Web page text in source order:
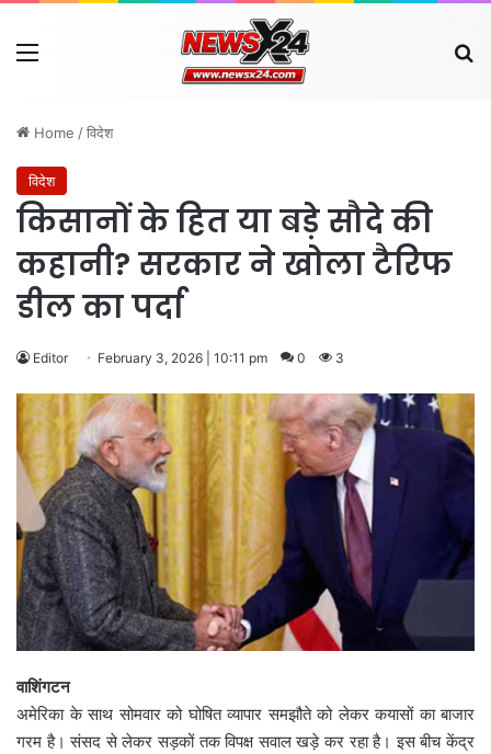
Menu
Home /विदेश
विदेश
किसानों के हित या बड़े सौदे की
कहानी? सरकार ने खोला टैरिफ
डील का पर्दा
Editor February 3, 2026 | 10:11 pm 0 3
वाशिंगटन
अमेरिका के साथ सोमवार को घोषित व्यापार समझौते को लेकर कयासों का बाजार
गरम है। संसद से लेकर सड़कों तक विपक्ष सवाल खड़े कर रहा है। इस बीच केंद्र